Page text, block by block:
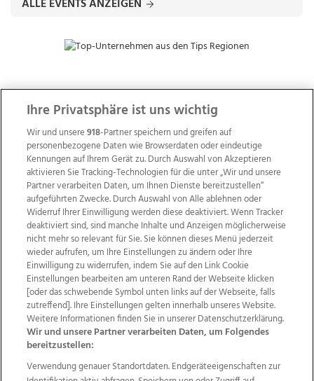
ALLE EVENTS ANZEIGEN
ZUR NACHRICHTENÜBERSICHT
Wir über uns Mediadaten Kontakt
Jobs
Datenschutz
Impressum
AGB Anzeigekunden
AGB Website
Ehrenkodex Politische Werbung
Weitere Angebote des Medienhauses Wimmer
Ihre Privatsphäre ist uns wichtig
Wir und unsere918-Partner speichern und greifen auf
personenbezogene Daten wie Browserdaten oder eindeutige
Kennungen auf Ihrem Gerät zu. Durch Auswahl von Akzeptieren
aktivieren Sie Tracking-Technologien für die unter „Wir und unsere
Partner verarbeiten Daten, um Ihnen Dienste bereitzustellen“
aufgeführten Zwecke. Durch Auswahl von Alle ablehnen oder
Widerruf Ihrer Einwilligung werden diese deaktiviert. Wenn Tracker
deaktiviert sind, sind manche Inhalte und Anzeigen möglicherweise
nicht mehr so relevant für Sie. Sie können dieses Menü jederzeit
wieder aufrufen, um Ihre Einstellungen zu ändern oder Ihre
Einwilligung zu widerrufen, indem Sie auf den Link Cookie
Einstellungen bearbeiten am unteren Rand der Webseite klicken
[oder das schwebende Symbol unten links auf der Webseite, falls
zutreffend]. Ihre Einstellungen gelten innerhalb unseres Website.
Weitere Informationen finden Sie in unserer Datenschutzerklärung.
Wir und unsere Partner verarbeiten Daten, um Folgendes
bereitzustellen:
Verwendung genauer Standortdaten. Endgeräteeigenschaften zur